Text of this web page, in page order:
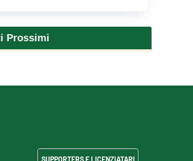
Prossimi
SUPPORTERS E LICENZIATARI